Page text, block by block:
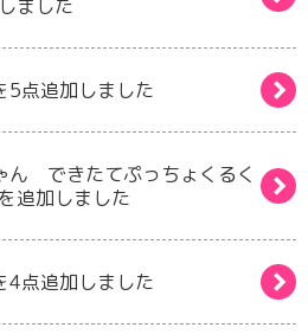
ました
5点追加しました
ん できたてぷっちょくるく
追加しました
4点追加しました